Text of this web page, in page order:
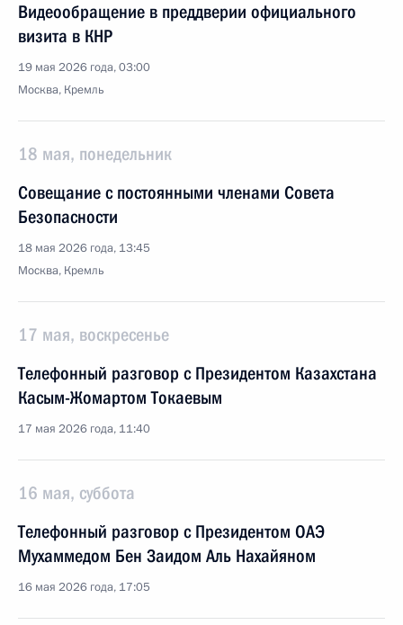
Видеообращение в преддверии официального
визита в КНР
19 мая 2026 года, 03:00
Москва, Кремль
18 мая, понедельник
Совещание с постоянными членами Совета
Безопасности
18 мая 2026 года, 13:45
Москва, Кремль
17 мая, воскресенье
Телефонный разговор с Президентом Казахстана
Касым-Жомартом Токаевым
17 мая 2026 года, 11:40
16 мая, суббота
Телефонный разговор с Президентом ОАЭ
Мухаммедом Бен Заидом Аль Нахайяном
16 мая 2026 года, 17:05